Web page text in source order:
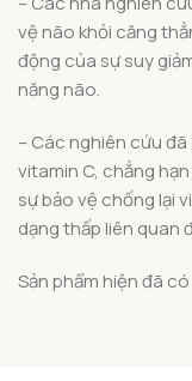
vệ não khỏi căng
động của sự suy
năng não.
– Các nghiên cứu
vitamin C, chẳng
sự bảo vệ chống lại
dạng thấp liên quan
Sản phẩm hiện đã